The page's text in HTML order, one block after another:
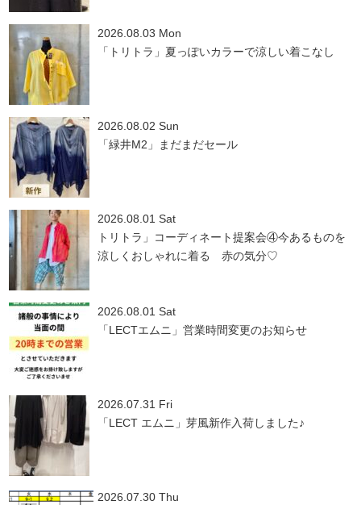
2026.08.03 Mon
「トリトラ」夏っぽいカラーで涼しい着こなし
2026.08.02 Sun
「緑井M2」まだまだセール
2026.08.01 Sat
トリトラ」コーディネート提案会④今あるものを
涼しくおしゃれに着る 赤の気分♡
2026.08.01 Sat
「LECTエムニ」営業時間変更のお知らせ
2026.07.31 Fri
「LECT エムニ」芽風新作入荷しました♪
2026.07.30 Thu